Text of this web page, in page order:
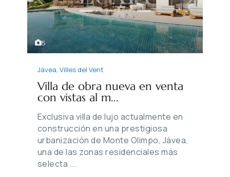
5
Previous Next
Jávea, Villes del Vent
Villa de obra nueva en venta
con vistas al m...
Exclusiva villa de lujo actualmente en
construcción en una prestigiosa
urbanización de Monte Olimpo, Jávea,
una de las zonas residenciales más
selecta ...